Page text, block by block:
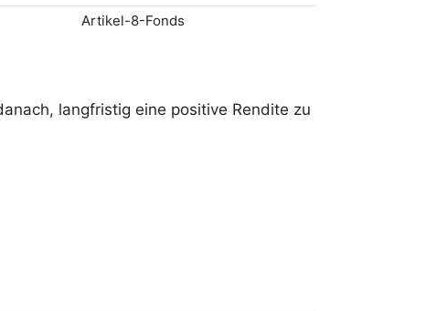
Artikel-8-Fonds
langfristig eine positive Rendite zu